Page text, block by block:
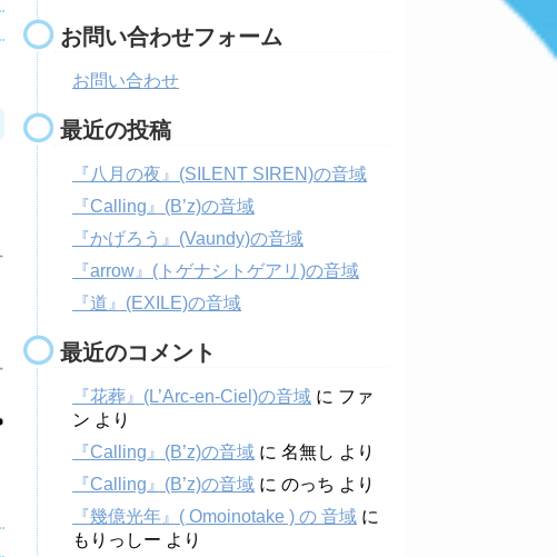
お問い合わせフォーム
お問い合わせ
最近の投稿
『八月の夜』(SILENT SIREN)の音域
『Calling』(B’z)の音域
『かげろう』(Vaundy)の音域
『arrow』(トゲナシトゲアリ)の音域
『道』(EXILE)の音域
最近のコメント
『花葬』(L’Arc-en-Ciel)の音域 に ファ
ン より
『Calling』(B’z)の音域 に 名無し より
『Calling』(B’z)の音域 に のっち より
『幾億光年』( Omoinotake ) の 音域 に
もりっしー より